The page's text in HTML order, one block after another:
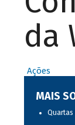
da
Ações
MAIS
Quartas